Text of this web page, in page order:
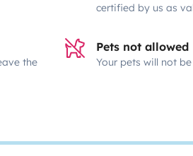
certified by us as
the
Pets not allowed
Your pets will not